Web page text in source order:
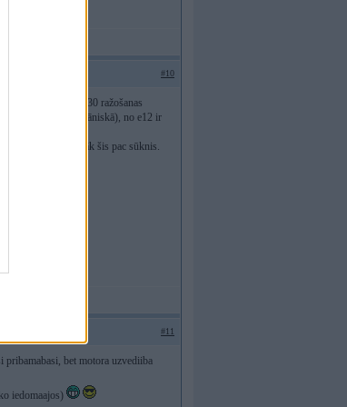
#10
līdz pat m20 un m30 ražošanas
šprice tur bija mehāniskā), no e12 ir
(automarkām) nāk šis pac sūknis.
#11
bet motora uzvediiba
iedomaajos)